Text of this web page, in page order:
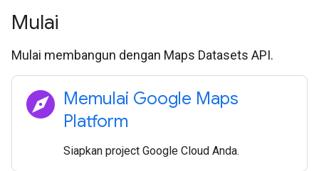
Mulai
Mulai membangun dengan Maps Datasets API.
explore Memulai Google Maps
Platform
Siapkan project Google Cloud Anda.